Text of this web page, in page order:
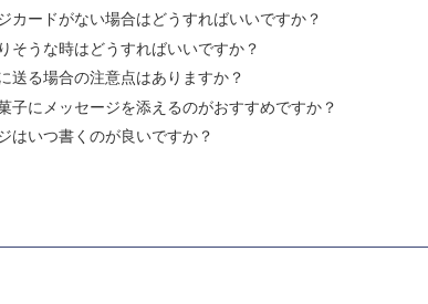
カードがない場合はどうすればいいですか？
そうな時はどうすればいいですか？
送る場合の注意点はありますか？
子にメッセージを添えるのがおすすめですか？
はいつ書くのが良いですか？